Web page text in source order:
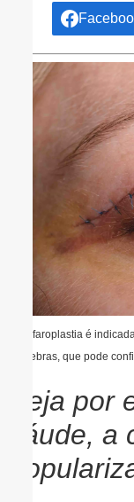
A blefaroplastia é
pálpebras, que pode
Seja por
sáude,